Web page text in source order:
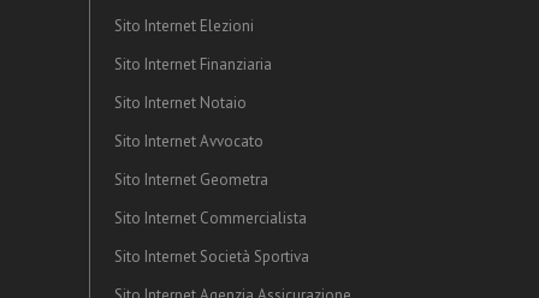
Sito Internet Elezioni
Sito Internet Finanziaria
Sito Internet Notaio
Sito Internet Avvocato
Sito Internet Geometra
Sito Internet Commercialista
Sito Internet Società Sportiva